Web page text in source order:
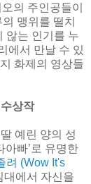
의 주인공들이
맹위를 떨치
않는 인기를 누
에서 만날 수 있
화제의 영상들
상작
예린 양의 성
아빠’로 유명한
려 (Wow It's
대에서 자신을